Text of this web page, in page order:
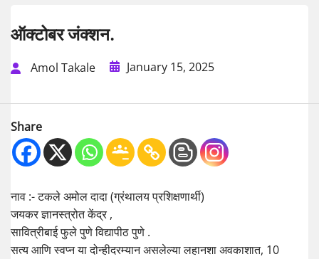
ऑक्टोबर जंक्शन.
Amol Takale January 15, 2025
Share
नाव :- टकले अमोल दादा (ग्रंथालय प्रशिक्षणार्थी)
जयकर ज्ञानस्त्रोत केंद्र ,
सावित्रीबाई फुले पुणे विद्यापीठ पुणे .
सत्य आणि स्वप्न या दोन्हीदरम्यान असलेल्या लहानशा अवकाशात, 10